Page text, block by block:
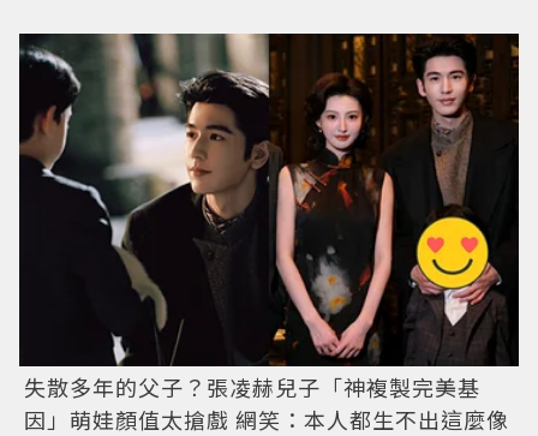
失散多年的父子？張凌赫兒子「神複製完美基
因」萌娃顏值太搶戲 網笑：本人都生不出這麼像